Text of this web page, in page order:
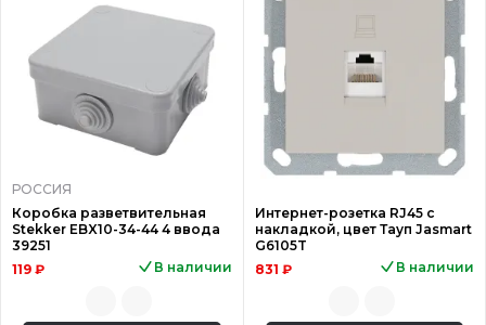
РОССИЯ
Коробка разветвительная
Stekker EBX10-34-44 4 ввода
39251
119 ₽
В наличии
Интернет-розетка RJ45 с
накладкой, цвет Тауп Jasmart
G6105T
831 ₽
В наличии